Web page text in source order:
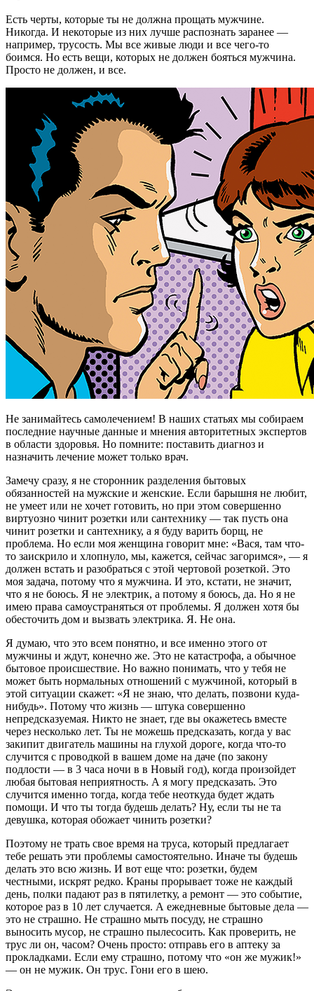
Есть черты, которые ты не должна прощать мужчине.
Никогда. И некоторые из них лучше распознать заранее —
например, трусость. Мы все живые люди и все чего-то
боимся. Но есть вещи, которых не должен бояться мужчина.
Просто не должен, и все.
Не занимайтесь самолечением! В наших статьях мы собираем
последние научные данные и мнения авторитетных экспертов
в области здоровья. Но помните: поставить диагноз и
назначить лечение может только врач.
Замечу сразу, я не сторонник разделения бытовых
обязанностей на мужские и женские. Если барышня не любит,
не умеет или не хочет готовить, но при этом совершенно
виртуозно чинит розетки или сантехнику — так пусть она
чинит розетки и сантехнику, а я буду варить борщ, не
проблема. Но если моя женщина говорит мне: «Вася, там что-
то заискрило и хлопнуло, мы, кажется, сейчас загоримся», — я
должен встать и разобраться с этой чертовой розеткой. Это
моя задача, потому что я мужчина. И это, кстати, не значит,
что я не боюсь. Я не электрик, а потому я боюсь, да. Но я не
имею права самоустраняться от проблемы. Я должен хотя бы
обесточить дом и вызвать электрика. Я. Не она.
Я думаю, что это всем понятно, и все именно этого от
мужчины и ждут, конечно же. Это не катастрофа, а обычное
бытовое происшествие. Но важно понимать, что у тебя не
может быть нормальных отношений с мужчиной, который в
этой ситуации скажет: «Я не знаю, что делать, позвони куда-
нибудь». Потому что жизнь — штука совершенно
непредсказуемая. Никто не знает, где вы окажетесь вместе
через несколько лет. Ты не можешь предсказать, когда у вас
закипит двигатель машины на глухой дороге, когда что-то
случится с проводкой в вашем доме на даче (по закону
подлости — в 3 часа ночи в в Новый год), когда произойдет
любая бытовая неприятность. А я могу предсказать. Это
случится именно тогда, когда тебе неоткуда будет ждать
помощи. И что ты тогда будешь делать? Ну, если ты не та
девушка, которая обожает чинить розетки?
Поэтому не трать свое время на труса, который предлагает
тебе решать эти проблемы самостоятельно. Иначе ты будешь
делать это всю жизнь. И вот еще что: розетки, будем
честными, искрят редко. Краны прорывает тоже не каждый
день, полки падают раз в пятилетку, а ремонт — это событие,
которое раз в 10 лет случается. А ежедневные бытовые дела —
это не страшно. Не страшно мыть посуду, не страшно
выносить мусор, не страшно пылесосить. Как проверить, не
трус ли он, часом? Очень просто: отправь его в аптеку за
прокладками. Если ему страшно, потому что «он же мужик!»
— он не мужик. Он трус. Гони его в шею.